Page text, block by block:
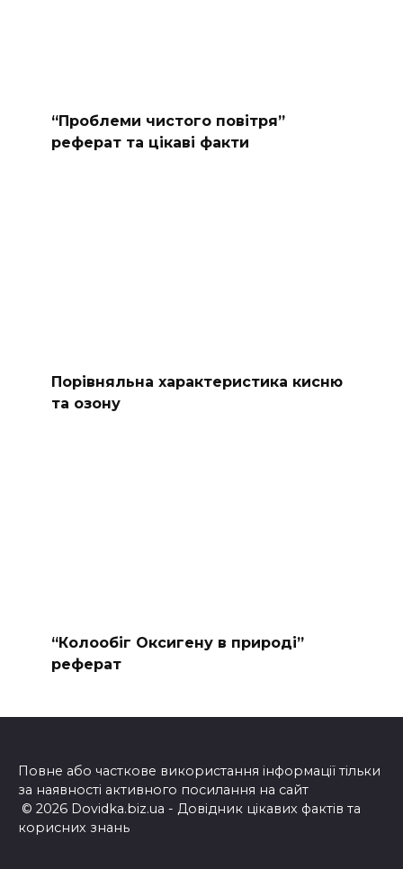
“Проблеми чистого повітря”
реферат та цікаві факти
Порівняльна характеристика кисню
та озону
“Колообіг Оксигену в природі”
реферат
Повне або часткове використання інформації тільки
за наявності активного посилання на сайт
© 2026 Dovidka.biz.ua - Довідник цікавих фактів та
корисних знань